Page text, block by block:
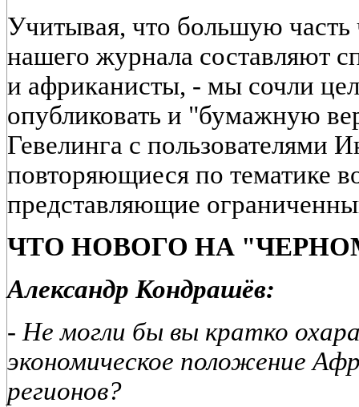
Учитывая, что большую часть
нашего журнала составляют
и африканисты, - мы сочли
опубликовать и "бумажную
Гевелинга с пользователями
повторяющиеся по тематике
представляющие
ЧТО НОВОГО НА
Александр Кондрашёв:
- Не могли бы вы кратко
экономическое положение
регионов?